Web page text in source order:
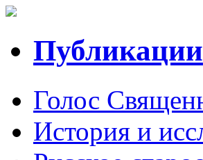
Публикации
Голос
История и